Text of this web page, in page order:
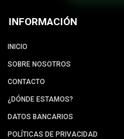
INFORMACIÓN
INICIO
SOBRE NOSOTROS
CONTACTO
¿DÓNDE ESTAMOS?
DATOS BANCARIOS
POLÍTICAS DE PRIVACIDAD